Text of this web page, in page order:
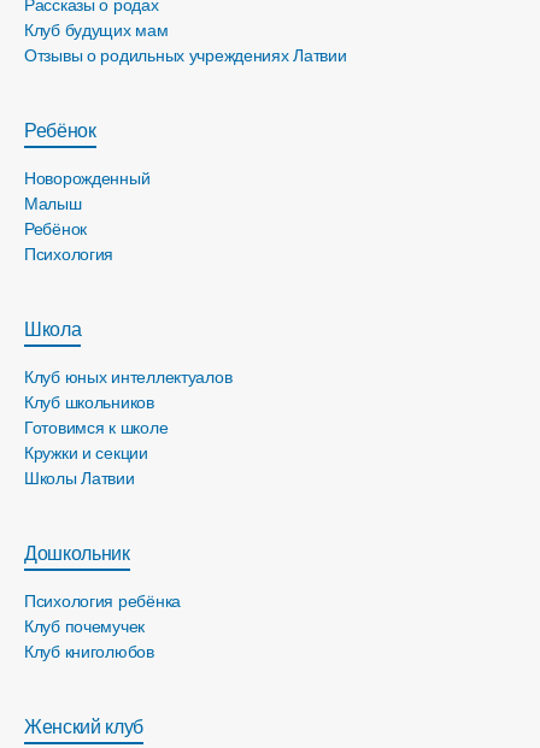
Рассказы о родах
Клуб будущих мам
Отзывы о родильных учреждениях Латвии
Ребёнок
Новорожденный
Малыш
Ребёнок
Психология
Школа
Клуб юных интеллектуалов
Клуб школьников
Готовимся к школе
Кружки и секции
Школы Латвии
Дошкольник
Психология ребёнка
Клуб почемучек
Клуб книголюбов
Женский клуб